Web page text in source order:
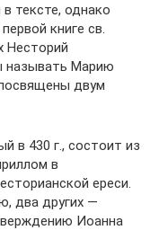
тексте, однако
книге св.
Несторий
называть Марию
двум
в 430 г., состоит из
в
ереси.
два других —
Иоанна